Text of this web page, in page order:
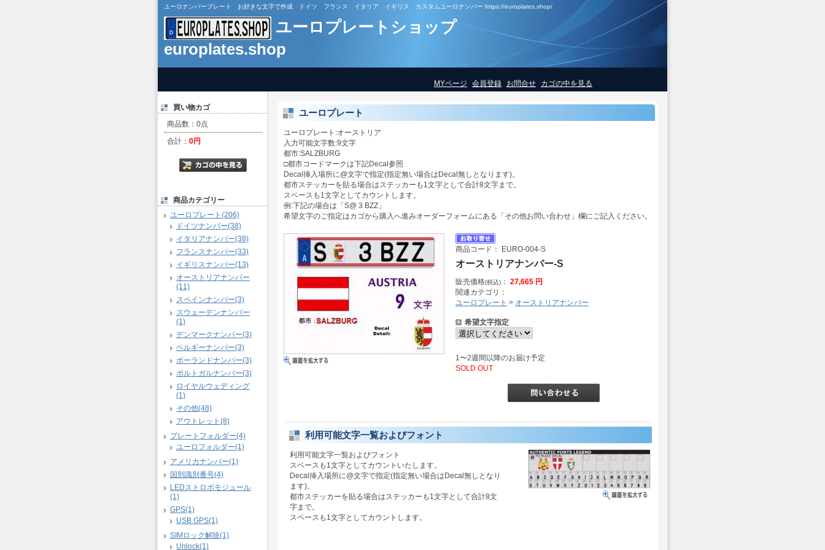
ユーロナンバープレート お好きな文字で作成 ドイツ フランス イタリア イギリス カスタムユーロナンバー https://europlates.shop/
ユーロプレートショップ
europlates.shop
MYページ 会員登録 お問合せ カゴの中を見る
買い物カゴ
商品数：0点
合計： 0円
商品カテゴリー
ユーロプレート(206)
ドイツナンバー(38)
イタリアナンバー(38)
フランスナンバー(33)
イギリスナンバー(13)
オーストリアナンバー
(11)
スペインナンバー(3)
スウェーデンナンバー
(1)
デンマークナンバー(3)
ベルギーナンバー(3)
ポーランドナンバー(3)
ポルトガルナンバー(3)
ロイヤルウェディング
(1)
その他(48)
アウトレット(8)
プレートフォルダー(4)
ユーロフォルダー(1)
アメリカナンバー(1)
国別識別番号(4)
LEDストロボモジュール
(1)
GPS(1)
USB GPS(1)
SIMロック解除(1)
Unlock(1)
ユーロプレート
ユーロプレート:オーストリア
入力可能文字数:9文字
都市:SALZBURG
□都市コードマークは下記Decal参照
Decal挿入場所に@文字で指定(指定無い場合はDecal無しとなります)。
都市ステッカーを貼る場合はステッカーも1文字として合計8文字まで。
スペースも1文字としてカウントします。
例:下記の場合は「S@ 3 BZZ」
希望文字のご指定はカゴから購入へ進みオーダーフォームにある「その他お問い合わせ」欄にご記入ください。
商品コード： EURO-004-S
オーストリアナンバー-S
販売価格(税込) ： 27,665 円
関連カテゴリ：
ユーロプレート > オーストリアナンバー
希望文字指定
1〜2週間以降のお届け予定
SOLD OUT
利用可能文字一覧およびフォント
利用可能文字一覧およびフォント
スペースも1文字としてカウントいたします。
Decal挿入場所に@文字で指定(指定無い場合はDecal無しとなり
ます)。
都市ステッカーを貼る場合はステッカーも1文字として合計8文
字まで。
スペースも1文字としてカウントします。